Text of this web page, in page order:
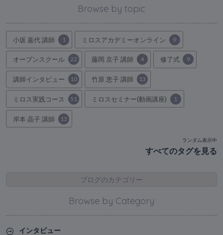
Browse by topic
小坂 嘉代 講師 1 ミロスアカデミーオンライン 9
オープンスクール 22 藤岡 京子 講師 4 修了式 9
講師インタビュー 10 竹原 恵子 講師 13
ミロス実践コース 51 ミロスセミナー(動画講座) 1
岸本 晶子 講師 13
ランダム表示中
すべてのタグを見る
ブログのカテゴリー
Browse by Category
インタビュー